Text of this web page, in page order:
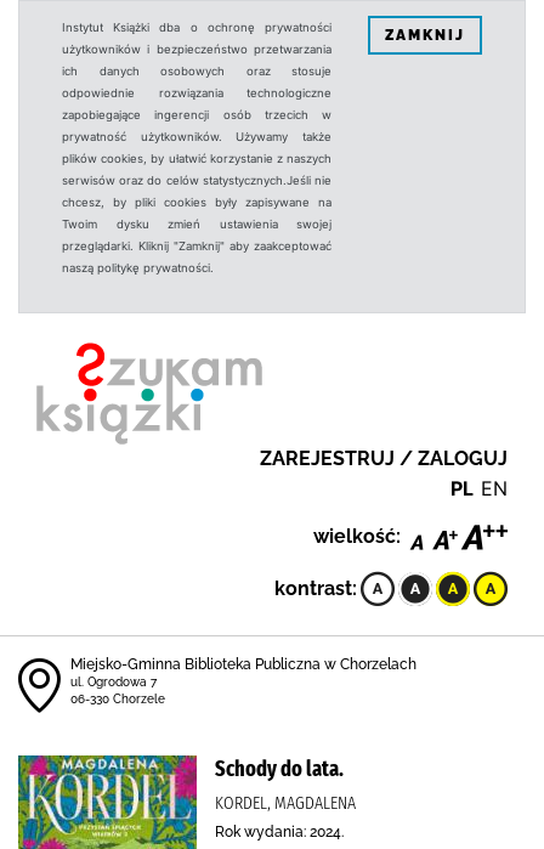
Instytut Książki dba o ochronę prywatności
użytkowników i bezpieczeństwo przetwarzania
ich danych osobowych oraz stosuje
odpowiednie rozwiązania technologiczne
zapobiegające ingerencji osób trzecich w
prywatność użytkowników. Używamy także
plików cookies, by ułatwić korzystanie z naszych
serwisów oraz do celów statystycznych.Jeśli nie
chcesz, by pliki cookies były zapisywane na
Twoim dysku zmień ustawienia swojej
przeglądarki. Kliknij "Zamknij" aby zaakceptować
naszą politykę prywatności.
ZAMKNIJ
ZAREJESTRUJ / ZALOGUJ
PL EN
wielkość:
kontrast:
Miejsko-Gminna Biblioteka Publiczna w Chorzelach
ul. Ogrodowa 7
06-330 Chorzele
Schody do lata.
KORDEL, MAGDALENA
Rok wydania: 2024.